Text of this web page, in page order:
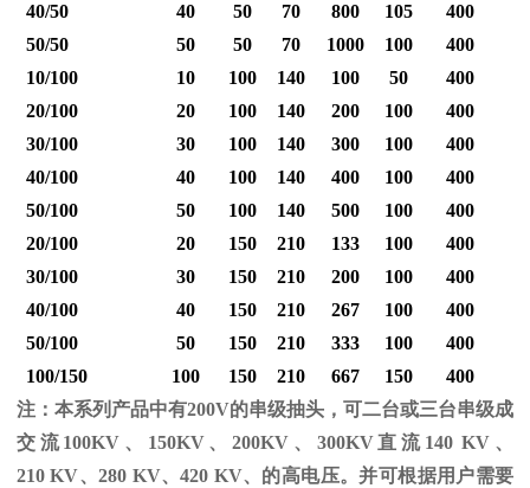
40/50
40 50 70 800 105 400
50/50
50 50 70 1000 100 400
10/100
10 100 140 100 50 400
20/100
20 100 140 200 100 400
30/100
30 100 140 300 100 400
40/100
40 100 140 400 100 400
50/100
50 100 140 500 100 400
20/100
20 150 210 133 100 400
30/100
30 150 210 200 100 400
40/100
40 150 210 267 100 400
50/100
50 150 210 333 100 400
100/150
100 150 210 667 150 400
注：本系列产品中有200V的串级抽头，可二台或三台串级成
交流100KV 、 150KV、200KV 、 300KV直流 140 KV 、
210 KV、280 KV、420 KV、的高电压。并可根据用户需要